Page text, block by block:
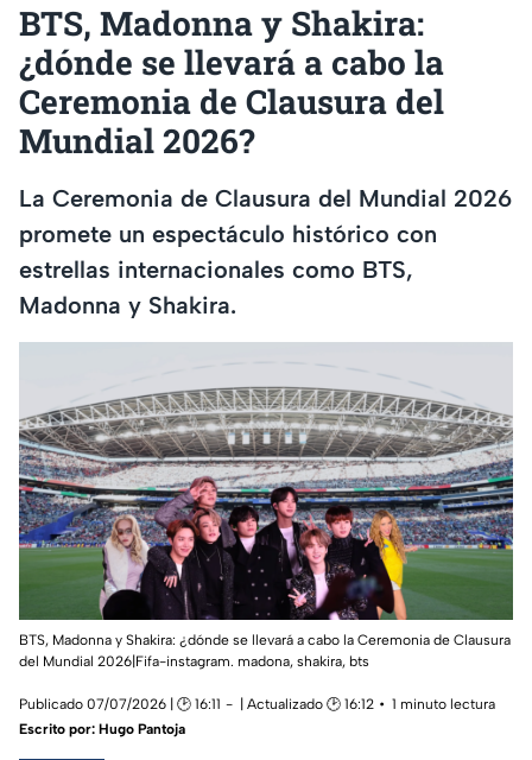
BTS, Madonna y Shakira:
¿dónde se llevará a cabo la
Ceremonia de Clausura del
Mundial 2026?
La Ceremonia de Clausura del Mundial 2026
promete un espectáculo histórico con
estrellas internacionales como BTS,
Madonna y Shakira.
BTS, Madonna y Shakira: ¿dónde se llevará a cabo la Ceremonia de Clausura
del Mundial 2026|Fifa-instagram. madona, shakira, bts
Publicado 07/07/2026 | 🕑 16:11 | Actualizado 🕑 16:12
1 minuto lectura
Escrito por: Hugo Pantoja